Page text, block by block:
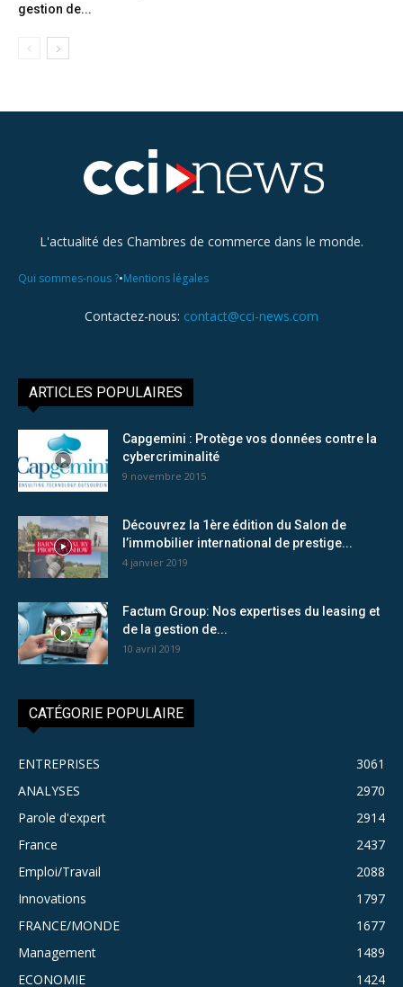
gestion de...
L'actualité des Chambres de commerce dans le monde.
Qui sommes-nous ?•Mentions légales
Contactez-nous: contact@cci-news.com
ARTICLES POPULAIRES
Capgemini : Protège vos données contre la
cybercriminalité
9 novembre 2015
Découvrez la 1ère édition du Salon de
l’immobilier international de prestige...
4 janvier 2019
Factum Group: Nos expertises du leasing et
de la gestion de...
10 avril 2019
CATÉGORIE POPULAIRE
ENTREPRISES
3061
ANALYSES
2970
Parole d'expert
2914
France
2437
Emploi/Travail
2088
Innovations
1797
FRANCE/MONDE
1677
Management
1489
ECONOMIE
1424